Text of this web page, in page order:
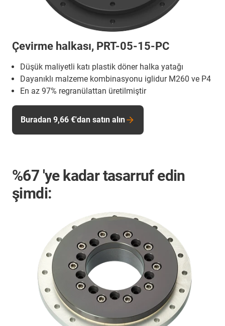
Çevirme halkası, PRT-05-15-PC
Düşük maliyetli katı plastik döner halka yatağı
Dayanıklı malzeme kombinasyonu iglidur M260 ve P4
En az 97% regranülattan üretilmiştir
Buradan 9,66 €'dan satın alın
%67 'ye kadar tasarruf edin
şimdi: